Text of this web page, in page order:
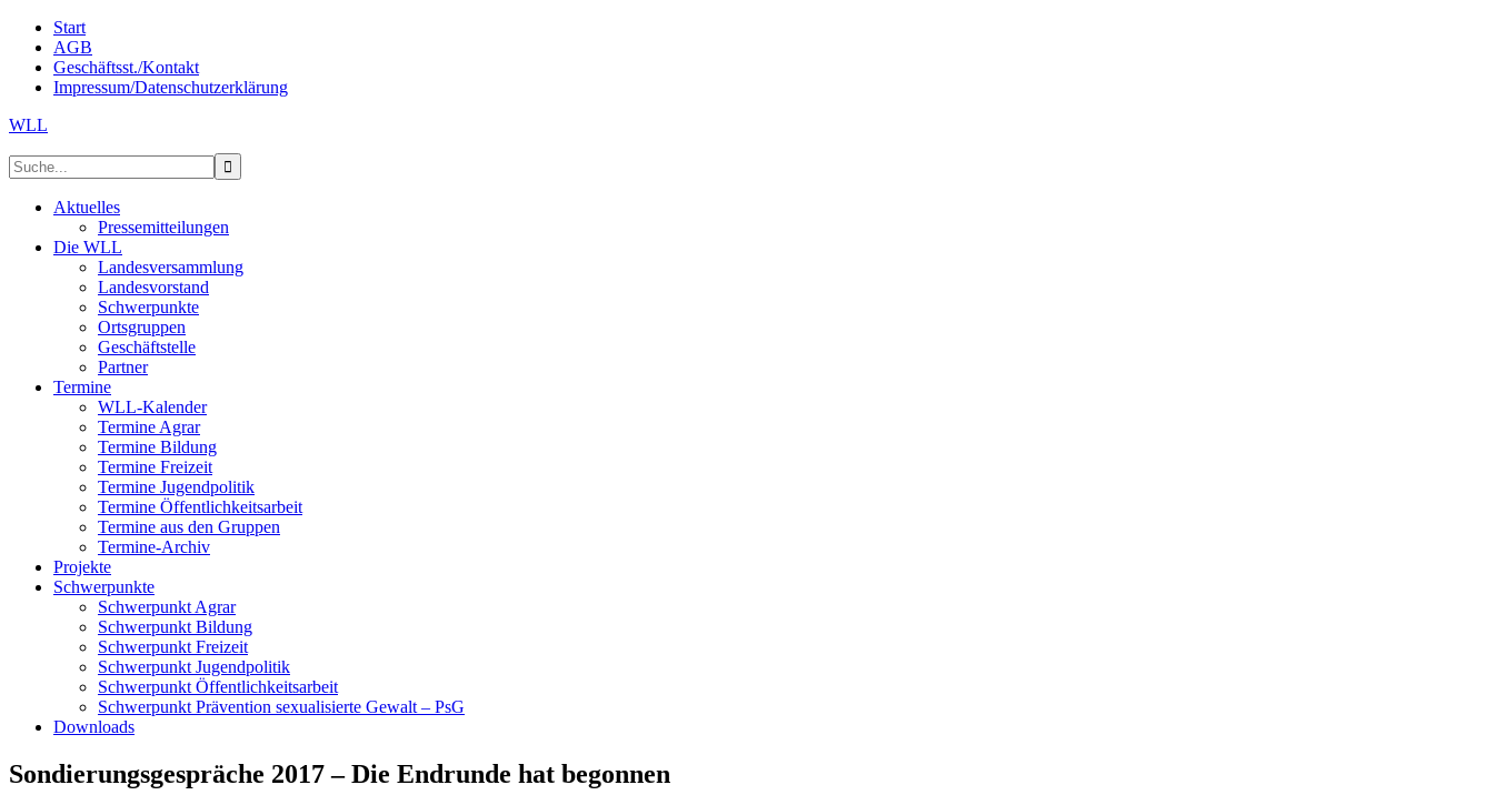
Start
AGB
Geschäftsst./Kontakt
Impressum/Datenschutzerklärung
WLL
Aktuelles
Pressemitteilungen
Die WLL
Landesversammlung
Landesvorstand
Schwerpunkte
Ortsgruppen
Geschäftstelle
Partner
Termine
WLL-Kalender
Termine Agrar
Termine Bildung
Termine Freizeit
Termine Jugendpolitik
Termine Öffentlichkeitsarbeit
Termine aus den Gruppen
Termine-Archiv
Projekte
Schwerpunkte
Schwerpunkt Agrar
Schwerpunkt Bildung
Schwerpunkt Freizeit
Schwerpunkt Jugendpolitik
Schwerpunkt Öffentlichkeitsarbeit
Schwerpunkt Prävention sexualisierte Gewalt – PsG
Downloads
Sondierungsgespräche 2017 – Die Endrunde hat begonnen